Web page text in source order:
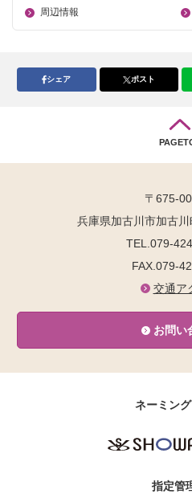
周辺情報
シェア ポスト
〒675-
兵庫県加古川市加古
TEL.079-
FAX.079-
交通ア
お問い
ネーミン
指定管